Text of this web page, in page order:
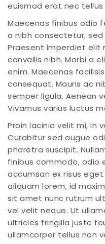
euismod erat nec
Maecenas finibus odio
a nibh consectetur,
Praesent imperdiet elit
convallis nibh. Morbi a
enim. Maecenas
consequat. Mauris ac
semper ligula. Aenean
Vivamus varius luctus
Proin lacinia velit mi, in
Curabitur sed augue
pharetra suscipit.
finibus commodo, odio
accumsan ex risus
aliquam lorem, id
sit amet nunc rutrum
vel velit neque. Ut
ultricies fringilla justo
ullamcorper tellus non